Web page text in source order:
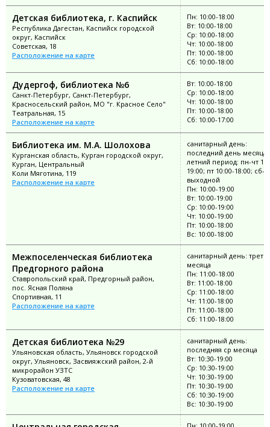
Детская библиотека, г. Каспийск
Республика Дагестан, Каспийск городской
округ, Каспийск
Советская, 18
Расположение на карте
Пн: 10:00-18:00
Вт: 10:00-18:00
Ср: 10:00-18:00
Чт: 10:00-18:00
Пт: 10:00-18:00
Сб: 10:00-18:00
Дудергоф, библиотека №6
Санкт-Петербург, Санкт-Петербург,
Красносельский район, МО "г. Красное Село"
Театральная, 15
Расположение на карте
Вт: 10:00-18:00
Ср: 10:00-18:00
Чт: 10:00-18:00
Пт: 10:00-18:00
Сб: 10:00-17:00
Библиотека им. М.А. Шолохова
Курганская область, Курган городской округ,
Курган, Центральный
Коли Мяготина, 119
Расположение на карте
санитарный день:
последний день месяца;
летний период: пн-чт
19:00; пт 10:00-18:00; сб-
выходной
Пн: 10:00-19:00
Вт: 10:00-19:00
Ср: 10:00-19:00
Чт: 10:00-19:00
Пт: 10:00-18:00
Вс: 10:00-18:00
Межпоселенческая библиотека
Предгорного района
Ставропольский край, Предгорный район,
пос. Ясная Поляна
Спортивная, 11
Расположение на карте
санитарный день:
месяца
Пн: 11:00-18:00
Вт: 11:00-18:00
Ср: 11:00-18:00
Чт: 11:00-18:00
Пт: 11:00-18:00
Сб: 11:00-18:00
Детская библиотека №29
Ульяновская область, Ульяновск городской
округ, Ульяновск, Засвияжский район, 2-й
микрорайон УЗТС
Кузоватовская, 48
Расположение на карте
санитарный день:
последняя ср месяца
Вт: 10:30-19:00
Ср: 10:30-19:00
Чт: 10:30-19:00
Пт: 10:30-19:00
Сб: 10:30-19:00
Вс: 10:30-19:00